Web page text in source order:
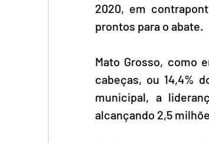
2020, em
prontos para o abate.
Mato Grosso, como
cabeças, ou 14,4%
municipal, a
alcançando 2,5